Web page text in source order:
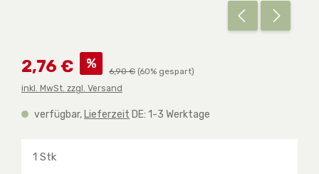
Verkaufspreis:
2,76 € % Regulärer Preis:
6,90 € (60% gespart)
inkl. MwSt. zzgl. Versand
verfügbar, Lieferzeit DE: 1-3 Werktage